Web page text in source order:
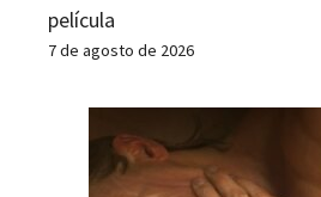
película
7 de agosto de 2026